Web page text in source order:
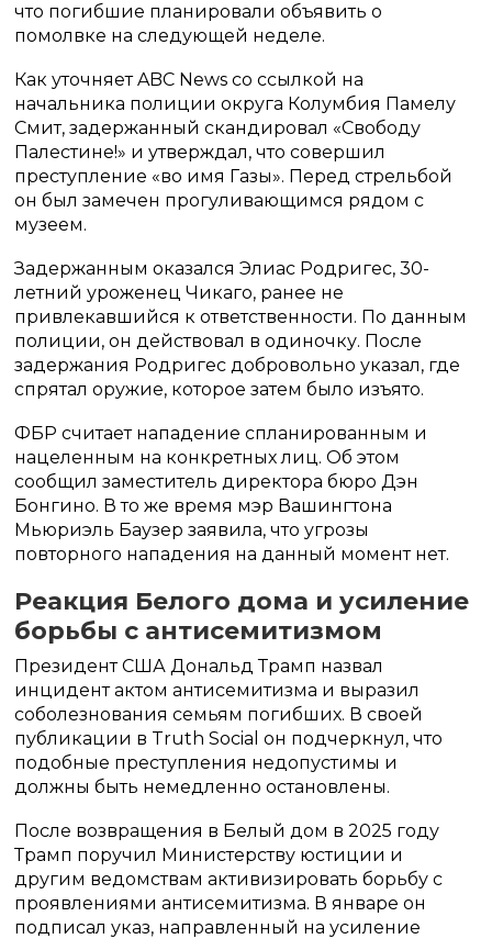
что погибшие планировали объявить о
помолвке на следующей неделе.
Как уточняет ABC News со ссылкой на
начальника полиции округа Колумбия Памелу
Смит, задержанный скандировал «Свободу
Палестине!» и утверждал, что совершил
преступление «во имя Газы». Перед стрельбой
он был замечен прогуливающимся рядом с
музеем.
Задержанным оказался Элиас Родригес, 30-
летний уроженец Чикаго, ранее не
привлекавшийся к ответственности. По данным
полиции, он действовал в одиночку. После
задержания Родригес добровольно указал, где
спрятал оружие, которое затем было изъято.
ФБР считает нападение спланированным и
нацеленным на конкретных лиц. Об этом
сообщил заместитель директора бюро Дэн
Бонгино. В то же время мэр Вашингтона
Мьюриэль Баузер заявила, что угрозы
повторного нападения на данный момент нет.
Реакция Белого дома и усиление
борьбы с антисемитизмом
Президент США Дональд Трамп назвал
инцидент актом антисемитизма и выразил
соболезнования семьям погибших. В своей
публикации в Truth Social он подчеркнул, что
подобные преступления недопустимы и
должны быть немедленно остановлены.
После возвращения в Белый дом в 2025 году
Трамп поручил Министерству юстиции и
другим ведомствам активизировать борьбу с
проявлениями антисемитизма. В январе он
подписал указ, направленный на усиление